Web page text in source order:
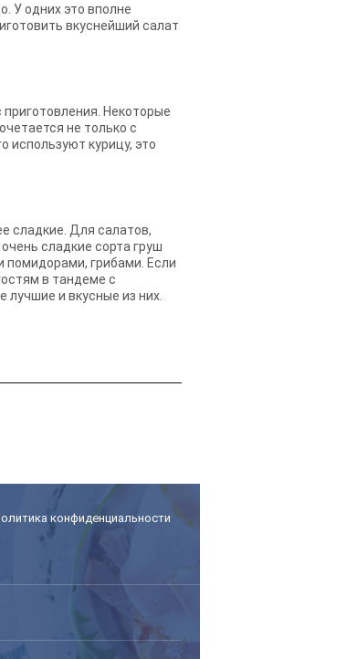
У одних это вполне
вкуснейший салат
Некоторые
не только с
используют курицу, это
сладкие. Для салатов,
сладкие сорта груш
помидорами, грибами. Если
в тандеме с
и вкусные из них.
конфиденциальности